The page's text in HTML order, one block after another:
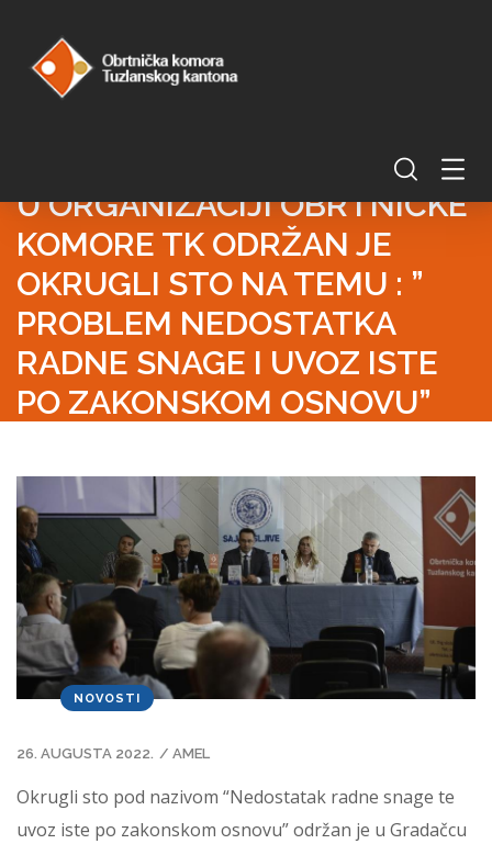
U ORGANIZACIJI OBRTNIČKE
KOMORE TK ODRŽAN JE
OKRUGLI STO NA TEMU : ”
PROBLEM NEDOSTATKA
RADNE SNAGE I UVOZ ISTE
PO ZAKONSKOM OSNOVU”
NOVOSTI
26. AUGUSTA 2022. / AMEL
Okrugli sto pod nazivom “Nedostatak radne snage te
uvoz iste po zakonskom osnovu” održan je u Gradačcu